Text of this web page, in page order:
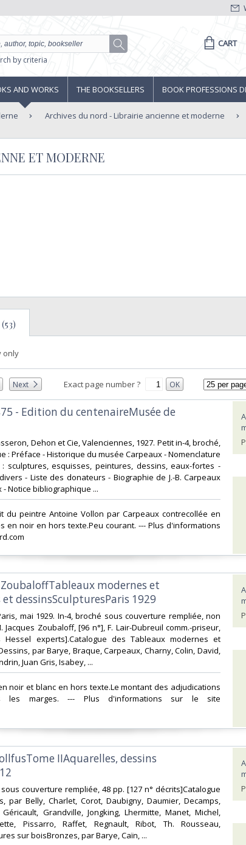
by criteria
CART
AND WORKS THE BOOKSELLERS BOOK PROFESSIONS
Archives du nord - Librairie ancienne et moderne
ET MODERNE
only
Next Exact page number ? OK
- Edition du centenaireMusée de
Dehon et Cie, Valenciennes, 1927. Petit in-4, broché,
: Préface - Historique du musée Carpeaux - Nomenclature
sculptures, esquisses, peintures, dessins, eaux-fortes -
- Liste des donateurs - Biographie de J.-B. Carpeaux
Notice bibliographique ...‎
du peintre Antoine Vollon par Carpeaux contrecollée en
en noir en hors texte.Peu courant. --- Plus d'informations
modernes et
dessinsSculpturesParis 1929‎
mai 1929. In-4, broché sous couverture rempliée, non
Jacques Zoubaloff, [96 n°], F. Lair-Dubreuil comm.-priseur,
Hessel experts].Catalogue des Tableaux modernes et
par Barye, Braque, Carpeaux, Charny, Colin, David,
Juan Gris, Isabey, ...‎
noir et blanc en hors texte.Le montant des adjudications
marges. --- Plus d'informations sur le site
IIAquarelles, dessins
couverture rempliée, 48 pp. [127 n° décrits]Catalogue
par Belly, Charlet, Corot, Daubigny, Daumier, Decamps,
Grandville, Jongking, Lhermitte, Manet, Michel,
Pissarro, Raffet, Regnault, Ribot, Th. Rousseau,
sur boisBronzes, par Barye, Caïn, ...‎